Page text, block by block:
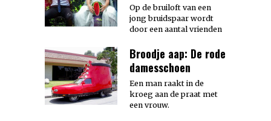
Op de bruiloft van een
jong bruidspaar wordt
door een aantal vrienden
Broodje aap: De rode
damesschoen
Een man raakt in de
kroeg aan de praat met
een vrouw.